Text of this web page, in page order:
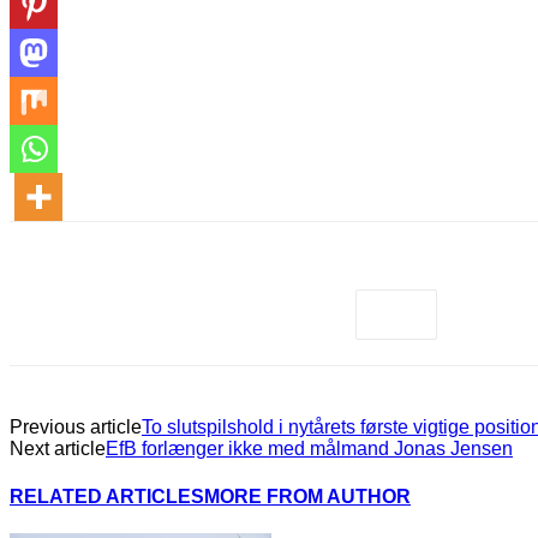
Previous articleTo slutspilshold i nytårets første vigtige
Next articleEfB forlænger ikke med målmand Jonas Jensen
RELATED ARTICLES MORE FROM AUTHOR